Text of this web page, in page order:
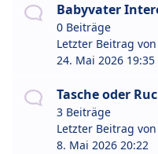
Babyvater
0 Beiträge
Letzter Beitrag von
24. Mai 2026 19:35
Tasche oder
3 Beiträge
Letzter Beitrag von
8. Mai 2026 20:22